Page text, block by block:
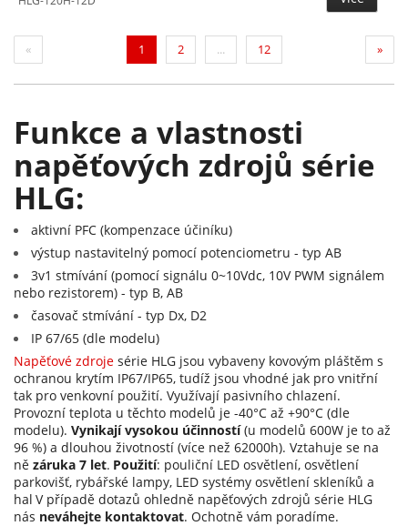
« 1 (current)
2 ... 12 »
Funkce a vlastnosti
napěťových zdrojů série
HLG:
aktivní PFC (kompenzace účiníku)
výstup nastavitelný pomocí potenciometru - typ AB
3v1 stmívání (pomocí signálu 0~10Vdc, 10V PWM signálem
nebo rezistorem) - typ B, AB
časovač stmívání - typ Dx, D2
IP 67/65 (dle modelu)
Napěťové zdroje série HLG jsou vybaveny kovovým pláštěm s
ochranou krytím IP67/IP65, tudíž jsou vhodné jak pro vnitřní
tak pro venkovní použití. Využívají pasivního chlazení.
Provozní teplota u těchto modelů je -40°C až +90°C (dle
modelu). Vynikají vysokou účinností(u modelů 600W je to až
96 %) a dlouhou životností (více než 62000h). Vztahuje se na
ně záruka 7 let. Použití: pouliční LED osvětlení, osvětlení
parkovišť, rybářské lampy, LED systémy osvětlení skleníků a
hal V případě dotazů ohledně napěťových zdrojů série HLG
nás neváhejte kontaktovat. Ochotně vám poradíme.